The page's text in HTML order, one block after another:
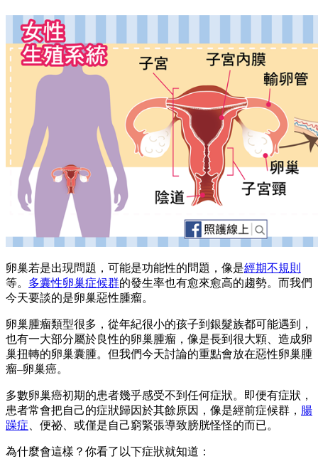
卵巢若是出現問題，可能是功能性的問題，像是經期不規則
等。 多囊性卵巢症候群的發生率也有愈來愈高的趨勢。而我們
今天要談的是卵巢惡性腫瘤。
卵巢腫瘤類型很多，從年紀很小的孩子到銀髮族都可能遇到，
也有一大部分屬於良性的卵巢腫瘤，像是長到很大顆、造成卵
巢扭轉的卵巢囊腫。但我們今天討論的重點會放在惡性卵巢腫
瘤–卵巢癌。
多數卵巢癌初期的患者幾乎感受不到任何症狀。即便有症狀，
患者常會把自己的症狀歸因於其餘原因，像是經前症候群， 腸
躁症 、便祕、或僅是自己窮緊張導致膀胱怪怪的而已。
為什麼會這樣？你看了以下症狀就知道：